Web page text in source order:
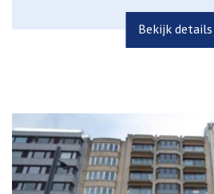
Bekijk details